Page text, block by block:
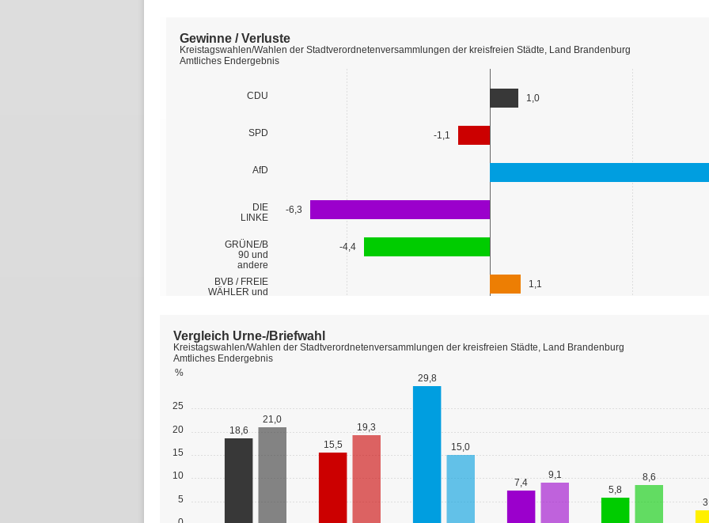
5
10
15
20
25
%
21,0
19,3
15,0
9,1 8,6
18,6
15,5
29,8
7,4
5,8
Vergleich Urne-/Briefwahl
Kreistagswahlen/Wahlen der Stadtverordnetenversammlungen der kreisfreien Städte, Land Brandenburg
Amtliches Endergebnis